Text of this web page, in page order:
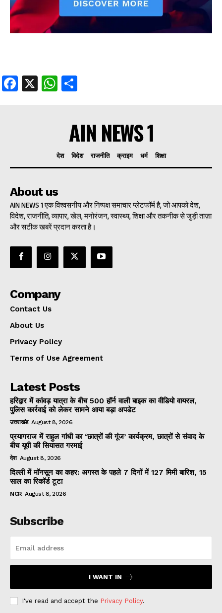
Facebook
X WhatsApp
AIN NEWS 1
देश विदेश राजनीति क्राइम धर्म शिक्षा
About us
AIN NEWS 1 एक विश्वसनीय और निष्पक्ष समाचार प्लेटफॉर्म है, जो आपको देश,
विदेश, राजनीति, व्यापार, खेल, मनोरंजन, स्वास्थ्य, शिक्षा और तकनीक से जुड़ी ताज़ा
और सटीक खबरें प्रदान करता है।
Company
Contact Us
About Us
Privacy Policy
Terms of Use Agreement
Latest Posts
हरिद्वार में कांवड़ यात्रा के बीच 500 हॉर्न वाली बाइक का वीडियो वायरल,
पुलिस कार्रवाई को लेकर सामने आया बड़ा अपडेट
उत्तराखंड August 8, 2026
प्रयागराज में राहुल गांधी का ‘छात्रों की गूंज’ कार्यक्रम, छात्रों से संवाद के
बीच यूपी की सियासत गरमाई
देश August 8, 2026
दिल्ली में मॉनसून का कहर: अगस्त के पहले 7 दिनों में 127 मिमी बारिश, 15
साल का रिकॉर्ड टूटा
NCR August 8, 2026
Subscribe
I WANT IN
I've read and accept the Privacy Policy.